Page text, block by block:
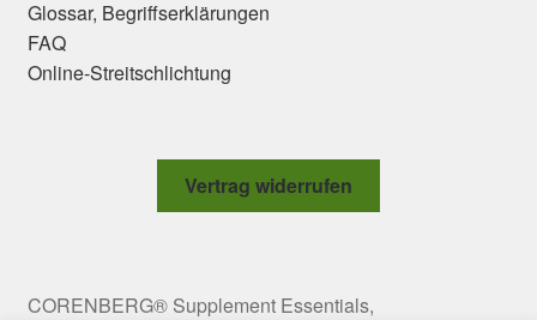
Glossar, Begriffserklärungen
FAQ
Online-Streitschlichtung
Vertrag widerrufen
CORENBERG® Supplement Essentials,